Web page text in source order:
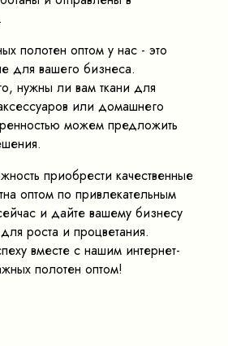
полотен оптом у нас - это
для вашего бизнеса.
нужны ли вам ткани для
или домашнего
можем предложить
приобрести качественные
оптом по привлекательным
и дайте вашему бизнесу
роста и процветания.
вместе с нашим интернет-
полотен оптом!